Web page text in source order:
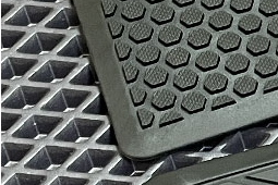
Отдельные коврики
Водительский коврик
Коврик переднего пассажира